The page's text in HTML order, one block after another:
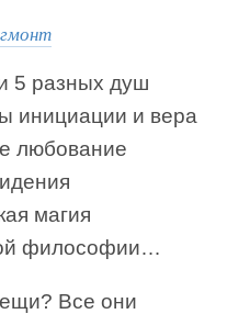
5 разных душ
инициации и вера
любование
магия
философии…
Все они